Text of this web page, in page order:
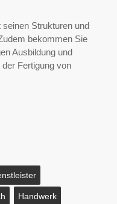
Strukturen und
bekommen Sie
Ausbildung und
Fertigung von
Handwerk